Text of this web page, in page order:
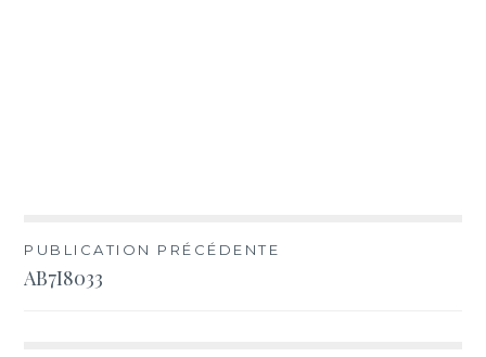
Navigation
de
PUBLICATION PRÉCÉDENTE
AB7I8033